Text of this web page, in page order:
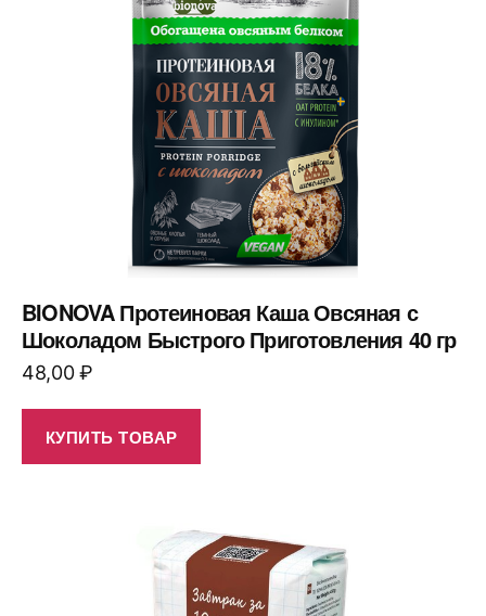
BIONOVA Протеиновая Каша Овсяная с
Шоколадом Быстрого Приготовления 40 гр
48,00₽
КУПИТЬ ТОВАР